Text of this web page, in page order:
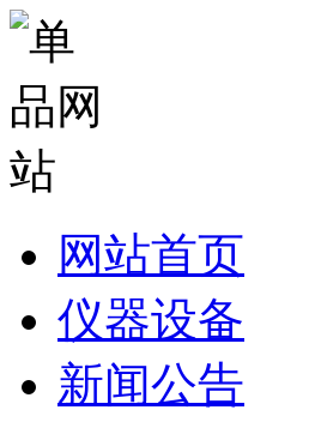
网站首页
仪器设备
新闻公告